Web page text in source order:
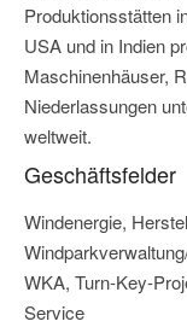
Produktionsstätten
USA und in Indien
Maschinenhäuser,
Niederlassungen
weltweit.
Geschäftsfelder
Windenergie,
WKA, Turn-Key-
Service